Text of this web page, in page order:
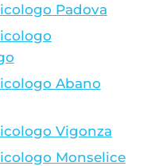
Padova
Abano
Vigonza
Monselice